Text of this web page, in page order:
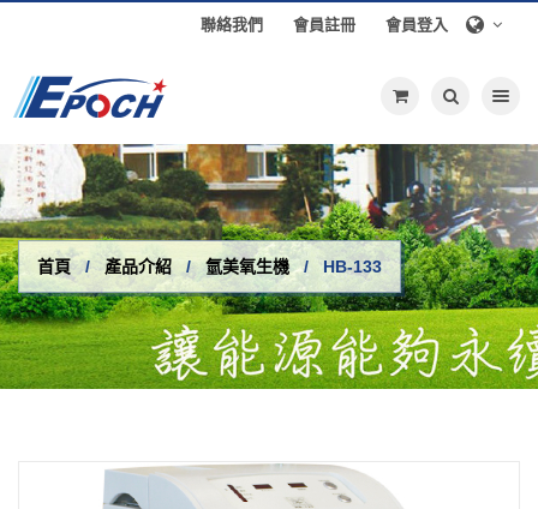
會員登入
會員註冊
聯絡我們
首頁 產品介紹 氫美氧生機 HB-133